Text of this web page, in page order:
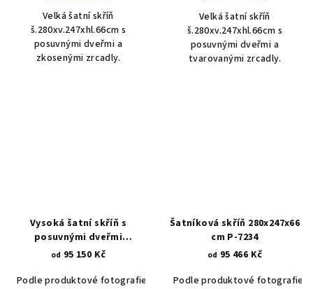
Velká šatní skříň
š.280xv.247xhl.66cm s
posuvnými dveřmi a
zkosenými zrcadly.
Velká šatní skříň
š.280xv.247xhl.66cm s
posuvnými dveřmi a
tvarovanými zrcadly.
Vysoká šatní skříň s
posuvnými dveřmi
280x247x66 cm P-7282
od 95 150 Kč
Podle produktové fotografie
Akát vintage BT1551
Dub světlý
Šatníková skříň 280x247x66
cm P-7234
od 95 466 Kč
Podle produktové fotografie